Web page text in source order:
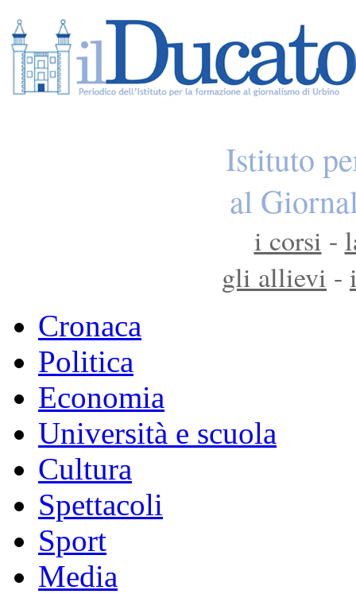
Istituto
al
i corsi -
gli allievi -
Cronaca
Politica
Economia
Università e scuola
Cultura
Spettacoli
Sport
Media